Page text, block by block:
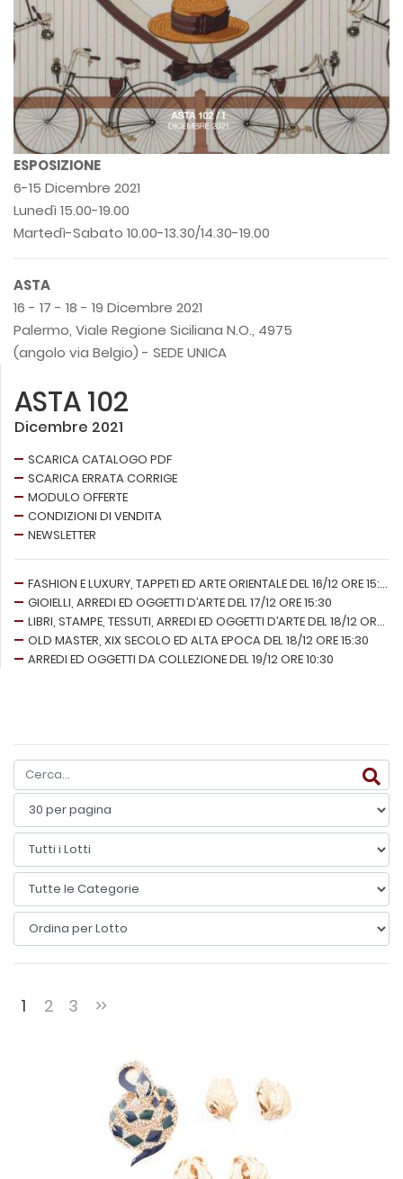
ESPOSIZIONE
6-15 Dicembre 2021
Lunedì 15.00-19.00
Martedì-Sabato 10.00-13.30/14.30-19.00
ASTA
16 - 17 - 18 - 19 Dicembre 2021
Palermo, Viale Regione Siciliana N.O., 4975
(angolo via Belgio) - SEDE UNICA
ASTA 102
Dicembre 2021
SCARICA CATALOGO PDF
SCARICA ERRATA CORRIGE
MODULO OFFERTE
CONDIZIONI DI VENDITA
NEWSLETTER
FASHION E LUXURY, TAPPETI ED ARTE ORIENTALE DEL 16/12 ORE 15:30
GIOIELLI, ARREDI ED OGGETTI D’ARTE DEL 17/12 ORE 15:30
LIBRI, STAMPE, TESSUTI, ARREDI ED OGGETTI D’ARTE DEL 18/12 ORE 10:30
OLD MASTER, XIX SECOLO ED ALTA EPOCA DEL 18/12 ORE 15:30
ARREDI ED OGGETTI DA COLLEZIONE DEL 19/12 ORE 10:30
1 2 3